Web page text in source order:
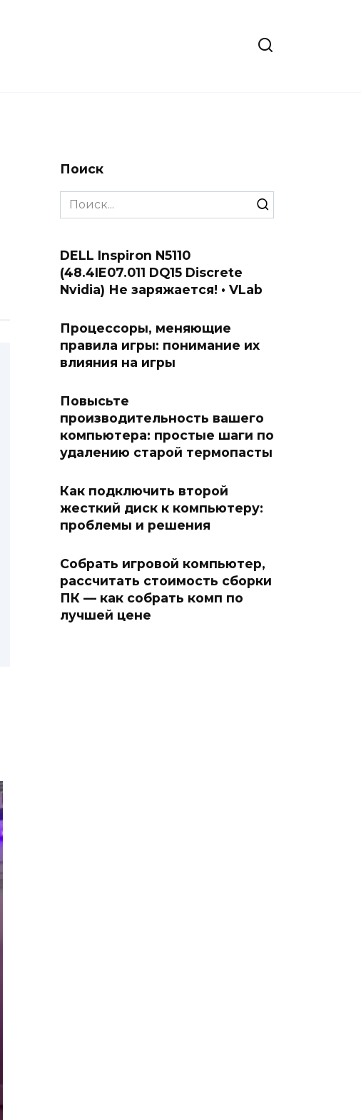
Поиск
Search
for:
DELL Inspiron N5110
(48.4IE07.011 DQ15 Discrete
Nvidia) Не заряжается! • VLab
Процессоры, меняющие
правила игры: понимание их
влияния на игры
Повысьте
производительность вашего
компьютера: простые шаги по
удалению старой термопасты
Как подключить второй
жесткий диск к компьютеру:
проблемы и решения
Собрать игровой компьютер,
рассчитать стоимость сборки
ПК — как собрать комп по
лучшей цене